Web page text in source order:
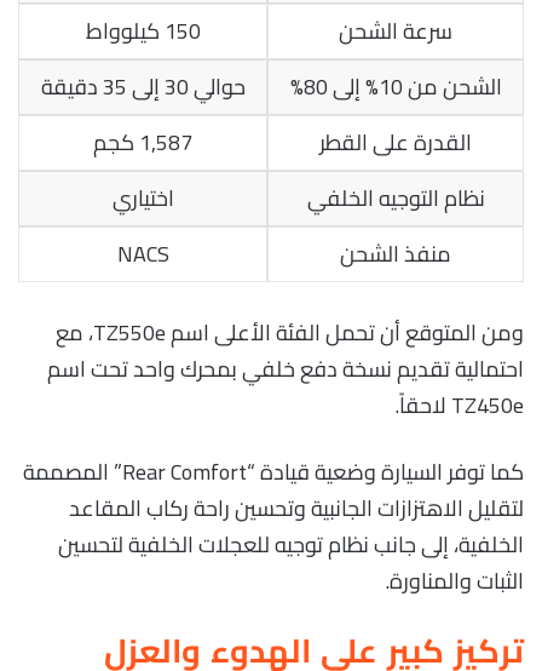
سرعة الشحن
150 كيلوواط
الشحن من 10% إلى 80%
حوالي 30 إلى 35 دقيقة
القدرة على القطر
1,587 كجم
نظام التوجيه الخلفي
اختياري
منفذ الشحن
NACS
ومن المتوقع أن تحمل الفئة الأعلى اسم TZ550e، مع
احتمالية تقديم نسخة دفع خلفي بمحرك واحد تحت اسم
TZ450e لاحقاً.
كما توفر السيارة وضعية قيادة “Rear Comfort” المصممة
لتقليل الاهتزازات الجانبية وتحسين راحة ركاب المقاعد
الخلفية، إلى جانب نظام توجيه للعجلات الخلفية لتحسين
الثبات والمناورة.
تركيز كبير على الهدوء والعزل